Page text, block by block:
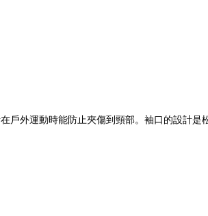
外運動時能防止夾傷到頸部。袖口的設計是